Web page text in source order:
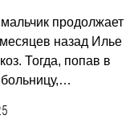
продолжает
назад Илье
Тогда, попав в